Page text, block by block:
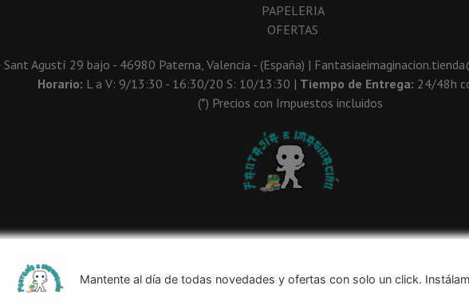
PAPELERIA
OFERTAS
Sant Agustí 29 bajo - 46980 Paterna, Valencia - (España) |
Horario: L a V: 9/13:30 - 16:30/20 S: 10/13:30 | Tiempo de Entrega: 24/48h
(*) Precios con Impuestos incluidos
Métodos de pago aceptados
Mantente al día de todas novedades y ofertas con solo un click.